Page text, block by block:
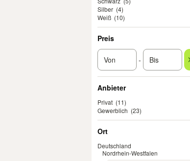
Silber (4)
Weiß (10)
Preis
-
Anbieter
Privat (11)
Gewerblich (23)
Ort
Deutschland
Nordrhein-Westfalen